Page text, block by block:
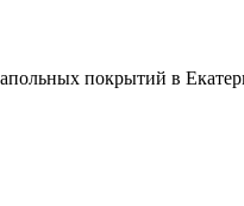
покрытий в